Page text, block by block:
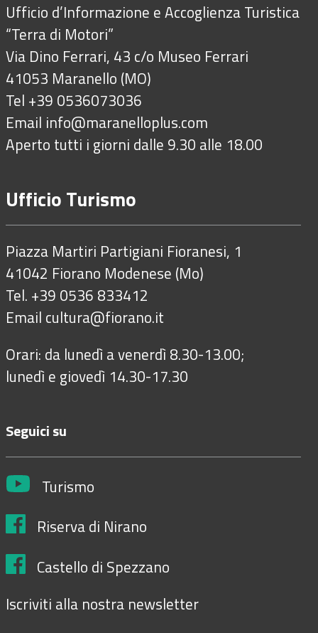
Ufficio d’Informazione e Accoglienza Turistica
“Terra di Motori”
Via Dino Ferrari, 43 c/o Museo Ferrari
41053 Maranello (MO)
Tel +39 0536073036
Email info@maranelloplus.com
Aperto tutti i giorni dalle 9.30 alle 18.00
Ufficio Turismo
Piazza Martiri Partigiani Fioranesi, 1
41042 Fiorano Modenese (Mo)
Tel. +39 0536 833412
Email cultura@fiorano.it
Orari: da lunedì a venerdì 8.30-13.00;
lunedì e giovedì 14.30-17.30
Seguici su
Turismo
Riserva di Nirano
Castello di Spezzano
Iscriviti alla nostra newsletter